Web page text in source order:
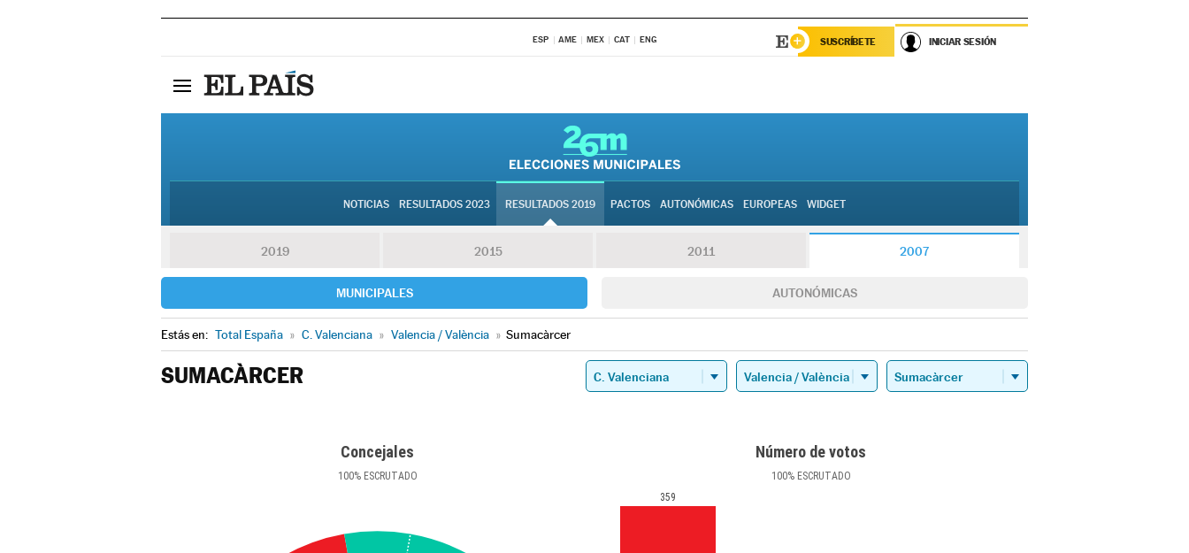
ESP AME MEX CAT ENG SUSCRÍBETE INICIAR SESIÓN
NOTICIAS RESULTADOS 2023 RESULTADOS 2019 PACTOS AUTONÓMICAS EUROPEAS WIDGET
2019 2015 2011 2007
MUNICIPALES AUTONÓMICAS
Estás en: Total España » C. Valenciana » Valencia / València » Sumacàrcer
SUMACÀRCER
Concejales
100%ESCRUTADO
Número de votos
100%ESCRUTADO
359